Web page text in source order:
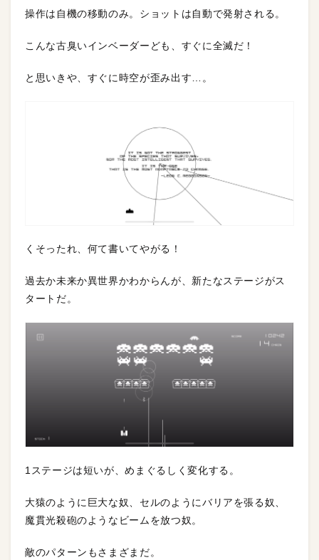
操作は自機の移動のみ。ショットは自動で発射される。
こんな古臭いインベーダーども、すぐに全滅だ！
と思いきや、すぐに時空が歪み出す…。
くそったれ、何て書いてやがる！
過去か未来か異世界かわからんが、新たなステージがス
タートだ。
1ステージは短いが、めまぐるしく変化する。
大猿のように巨大な奴、セルのようにバリアを張る奴、
魔貫光殺砲のようなビームを放つ奴。
敵のパターンもさまざまだ。